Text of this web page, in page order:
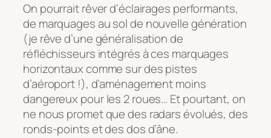
On pourrait rêver d’éclairages performants,
de marquages au sol de nouvelle génération
(je rêve d’une généralisation de
réfléchisseurs intégrés à ces marquages
horizontaux comme sur des pistes
d’aéroport !), d’aménagement moins
dangereux pour les 2 roues… Et pourtant, on
ne nous promet que des radars évolués, des
ronds-points et des dos d’âne.